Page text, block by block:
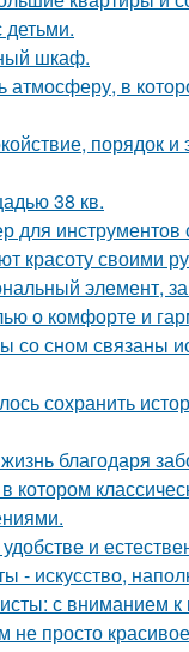
шкаф.
атмосферу, в
порядок
38 кв.
для инструментов
красоту своими
элемент,
о комфорте и
сном связаны
сохранить
благодаря
котором
и
- искусство,
с вниманием
просто